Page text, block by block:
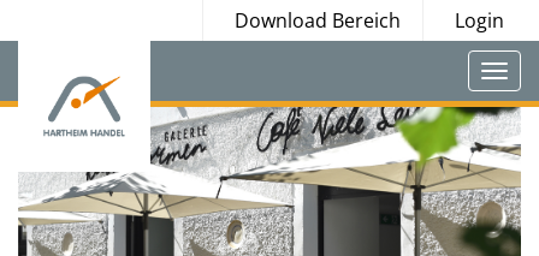
Download Bereich Login